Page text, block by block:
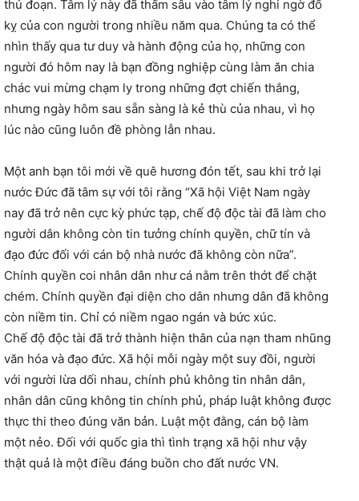
thủ đoạn. Tâm lý này đã thấm sâu vào tâm lý nghi ngờ đố
kỵ của con người trong nhiều năm qua. Chúng ta có thể
nhìn thấy qua tư duy và hành động của họ, những con
người đó hôm nay là bạn đồng nghiệp cùng làm ăn chia
chác vui mừng chạm ly trong những đợt chiến thắng,
nhưng ngày hôm sau sẵn sàng là kẻ thù của nhau, vì họ
lúc nào cũng luôn đề phòng lẫn nhau.
Một anh bạn tôi mới về quê hương đón tết, sau khi trở lại
nước Đức đã tâm sự với tôi rằng “Xã hội Việt Nam ngày
nay đã trở nên cực kỳ phức tạp, chế độ độc tài đã làm cho
người dân không còn tin tưởng chính quyền, chữ tín và
đạo đức đối với cán bộ nhà nước đã không còn nữa”.
Chính quyền coi nhân dân như cá nằm trên thớt để chặt
chém. Chính quyền đại diện cho dân nhưng dân đã không
còn niềm tin. Chỉ có niềm ngao ngán và bức xúc.
Chế độ độc tài đã trở thành hiện thân của nạn tham nhũng
văn hóa và đạo đức. Xã hội mỗi ngày một suy đồi, người
với người lừa dối nhau, chính phủ không tin nhân dân,
nhân dân cũng không tin chính phủ, pháp luật không được
thực thi theo đúng văn bản. Luật một đằng, cán bộ làm
một nẻo. Đối với quốc gia thì tình trạng xã hội như vậy
thật quả là một điều đáng buồn cho đất nước VN.